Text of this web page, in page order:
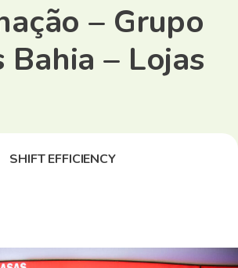
– Grupo
Bahia – Lojas
SHIFT EFFICIENCY